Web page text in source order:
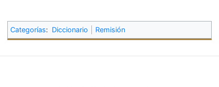
Categorías: Diccionario Remisión